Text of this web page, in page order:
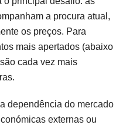
a procura atual,
os preços. Para
mais apertados (abaixo
cada vez mais
dependência do mercado
externas ou